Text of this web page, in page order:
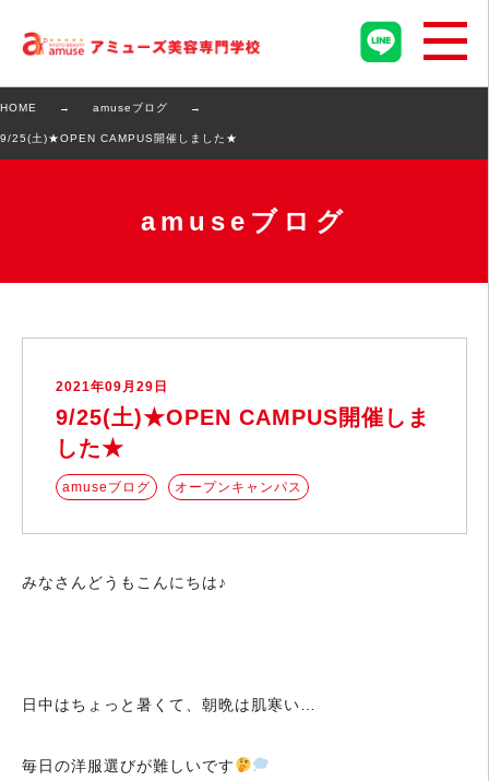
HOME amuseブログ
9/25(土)★OPEN CAMPUS開催しました★
amuseブログ
2021年09月29日
9/25(土)★OPEN CAMPUS開催しま
した★
amuseブログ オープンキャンパス
みなさんどうもこんにちは♪
日中はちょっと暑くて、朝晩は肌寒い…
毎日の洋服選びが難しいです